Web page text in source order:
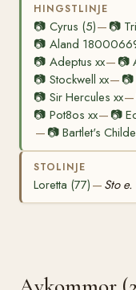
HINGSTLINJE
📷 Cyrus (5)— 📷
📷 Aland
📷 Adeptus xx— 📷
📷 Stockwell xx— 📷
📷 Sir Hercules xx—
📷 Pot8os xx— 📷
— 📷Bartlet's
STOLINJE
Loretta (77) — Sto